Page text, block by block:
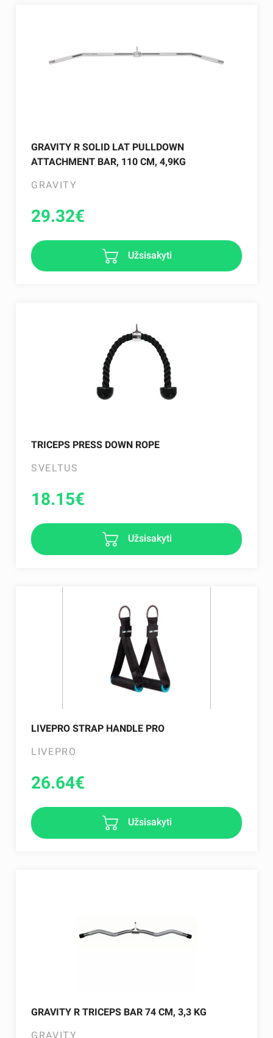
GRAVITY R SOLID LAT PULLDOWN
ATTACHMENT BAR, 110 CM, 4,9KG
GRAVITY
29.32€
Užsisakyti
TRICEPS PRESS DOWN ROPE
SVELTUS
18.15€
Užsisakyti
LIVEPRO STRAP HANDLE PRO
LIVEPRO
26.64€
Užsisakyti
GRAVITY R TRICEPS BAR 74 CM, 3,3 KG
GRAVITY